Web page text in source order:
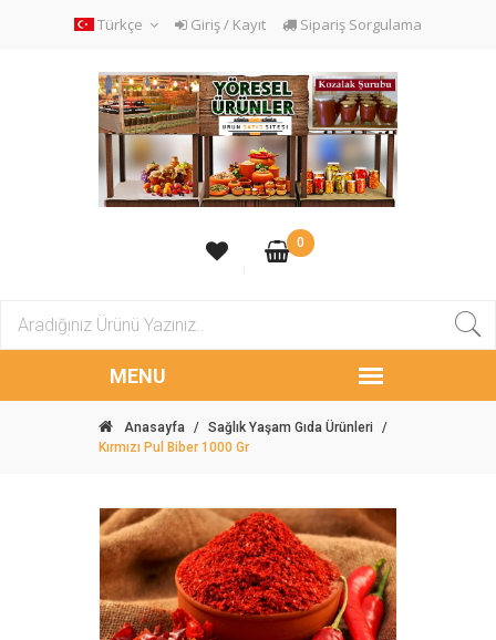
Türkçe Giriş / Kayıt Sipariş Sorgulama
0
Anasayfa / Sağlık Yaşam Gıda Ürünleri
/
Kırmızı Pul Biber 1000 Gr